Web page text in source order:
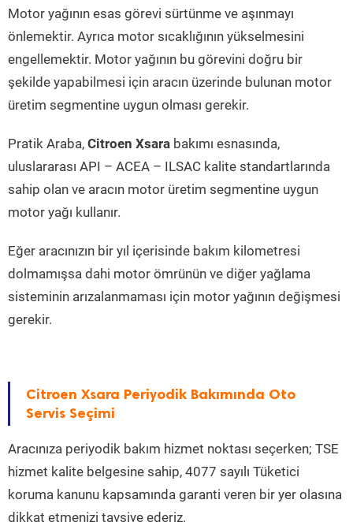
Motor yağının esas görevi sürtünme ve aşınmayı
önlemektir. Ayrıca motor sıcaklığının yükselmesini
engellemektir. Motor yağının bu görevini doğru bir
şekilde yapabilmesi için aracın üzerinde bulunan motor
üretim segmentine uygun olması gerekir.
Pratik Araba, Citroen Xsara bakımı esnasında,
uluslararası API – ACEA – ILSAC kalite standartlarında
sahip olan ve aracın motor üretim segmentine uygun
motor yağı kullanır.
Eğer aracınızın bir yıl içerisinde bakım kilometresi
dolmamışsa dahi motor ömrünün ve diğer yağlama
sisteminin arızalanmaması için motor yağının değişmesi
gerekir.
Citroen Xsara Periyodik Bakımında Oto
Servis Seçimi
Aracınıza periyodik bakım hizmet noktası seçerken; TSE
hizmet kalite belgesine sahip, 4077 sayılı Tüketici
koruma kanunu kapsamında garanti veren bir yer olasına
dikkat etmenizi tavsiye ederiz.